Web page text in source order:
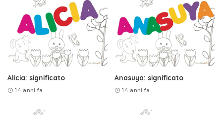
Alicia: significato
14 anni fa
Anasuya: significato
14 anni fa